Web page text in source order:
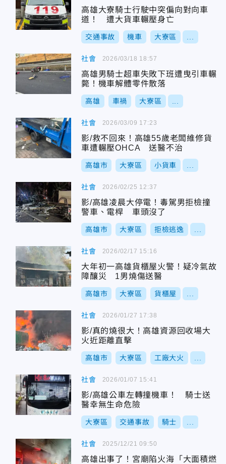
高雄大寮騎士行駛中突偏向對向車
道！ 遭大貨車輾壓身亡
交通事故 機車 大寮區
社會
高雄男騎士超車失敗下班遭曳引車輾
斃！機車解體零件散落
高雄 車禍 大寮區
2026/03/18 18:57
社會
影/救不回來！高雄55歲老闆維修貨
車遭輾壓OHCA 送醫不治
高雄市 大寮區 小貨車
2026/03/09 17:23
社會
影/高雄凌晨大停電！毒駕男拒檢撞
警車、電桿 車頭沒了
高雄市 大寮區 拒檢逃逸
2026/02/25 12:37
社會
大年初一高雄貨櫃屋火警！疑冷氣故
障釀災 1男燒傷送醫
高雄市 大寮區 貨櫃屋
2026/02/17 15:16
社會
影/真的燒很大！高雄資源回收場大
火近距離直擊
高雄市 大寮區 工廠大火
2026/01/27 17:38
社會
影/高雄公車左轉撞機車！ 騎士送
醫幸無生命危險
大寮區 交通事故 騎士
2026/01/07 15:41
社會
高雄出事了！宮廟陷火海「大面積燃
2025/12/21 09:50